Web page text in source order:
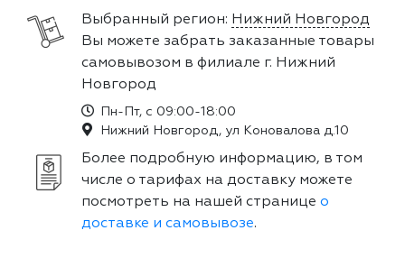
Выбранный регион: Нижний Новгород
Вы можете забрать заказанные товары
самовывозом в филиале г. Нижний
Новгород
Пн-Пт, с 09:00-18:00
Нижний Новгород, ул Коновалова д.10
Более подробную информацию, в том
числе о тарифах на доставку можете
посмотреть на нашей странице о
доставке и самовывозе.